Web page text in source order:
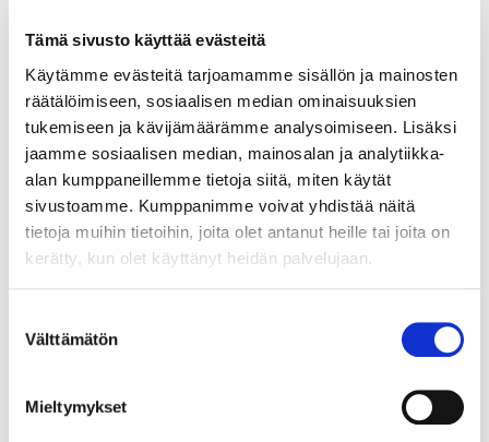
Tämä sivusto käyttää evästeitä
Käytämme evästeitä tarjoamamme sisällön ja mainosten
räätälöimiseen, sosiaalisen median ominaisuuksien
tukemiseen ja kävijämäärämme analysoimiseen. Lisäksi
jaamme sosiaalisen median, mainosalan ja analytiikka-
alan kumppaneillemme tietoja siitä, miten käytät
sivustoamme. Kumppanimme voivat yhdistää näitä
tietoja muihin tietoihin, joita olet antanut heille tai joita on
kerätty, kun olet käyttänyt heidän palvelujaan.
valinta
Välttämätön
Mieltymykset
Event News
Corporate Collaboration
Regenerative Agriculture
Responsible Shipping